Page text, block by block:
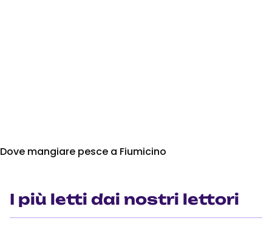
Dove mangiare pesce a Fiumicino
I più letti dai nostri lettori